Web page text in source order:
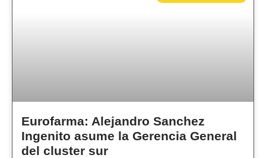
Eurofarma: Alejandro Sanchez
Ingenito asume la Gerencia General
del cluster sur